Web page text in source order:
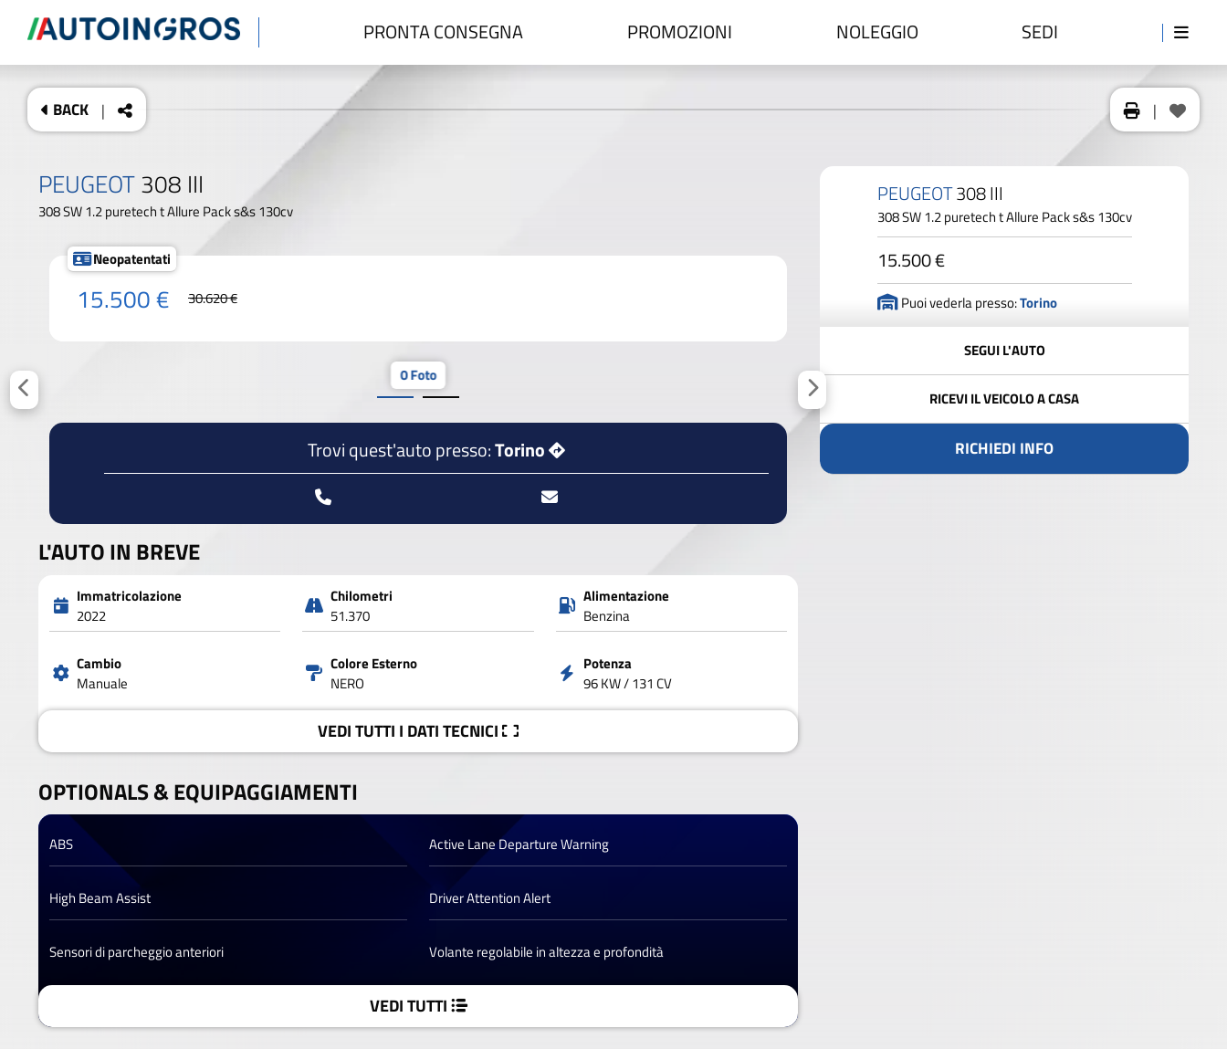
PRONTA CONSEGNA PROMOZIONI NOLEGGIO SEDI
BACK | |
PEUGEOT308 III
308 SW 1.2 puretech t Allure Pack s&s 130cv
Neopatentati
15.500 € 30.620 €
0 Foto
Trovi quest'auto presso:Torino
L'AUTO IN BREVE
Immatricolazione
2022
Chilometri
51.370
Alimentazione
Benzina
Cambio
Manuale
Colore Esterno
NERO
Potenza
96 KW / 131 CV
VEDITUTTI I DATITECNICI
OPTIONALS &EQUIPAGGIAMENTI
ABS Active Lane Departure Warning
High Beam Assist Driver Attention Alert
Sensori di parcheggio anteriori Volante regolabile in altezza e profondità
VEDI TUTTI
PEUGEOT308 III
308 SW 1.2 puretech t Allure Pack s&s 130cv
15.500 €
Puoi vederla presso:Torino
SEGUI L'AUTO
RICEVI IL VEICOLO A CASA
RICHIEDI INFO